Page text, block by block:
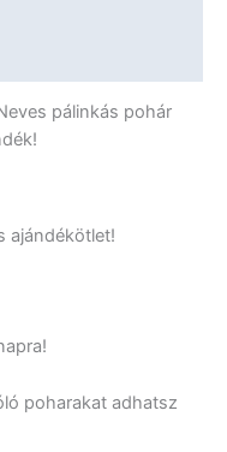
pálinkás pohár
ajándékötlet!
poharakat adhatsz